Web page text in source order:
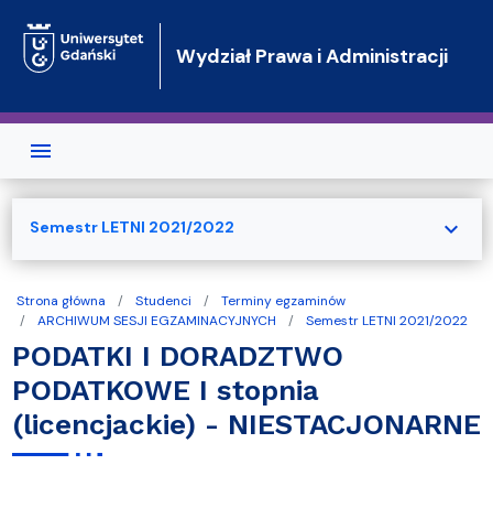
Wydział Prawa i Administracji
Strona główna Studenci
Terminy egzaminów
ARCHIWUM SESJI EGZAMINACYJNYCH
Semestr LETNI 2021/2022
PODATKI I DORADZTWO
PODATKOWE I stopnia
(licencjackie) - NIESTACJONARNE
Semestr LETNI 2021/2022 expand_more